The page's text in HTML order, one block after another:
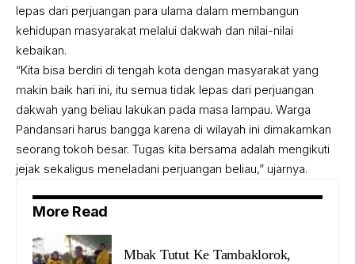
lepas dari perjuangan para ulama dalam membangun
kehidupan masyarakat melalui dakwah dan nilai-nilai
kebaikan.
“Kita bisa berdiri di tengah kota dengan masyarakat yang
makin baik hari ini, itu semua tidak lepas dari perjuangan
dakwah yang beliau lakukan pada masa lampau. Warga
Pandansari harus bangga karena di wilayah ini dimakamkan
seorang tokoh besar. Tugas kita bersama adalah mengikuti
jejak sekaligus meneladani perjuangan beliau,” ujarnya.
More Read
Mbak Tutut Ke Tambaklorok,